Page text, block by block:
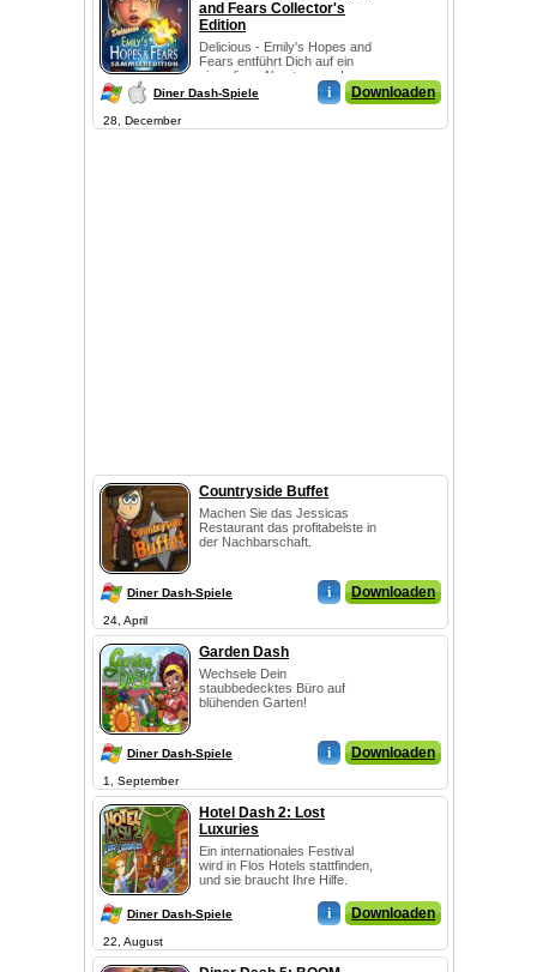
and Fears Collector's
Edition
Delicious - Emily's Hopes and
Fears entführt Dich auf ein
einmaliges Abenteuer ... Im
heißesten ...
Diner Dash-Spiele i Downloaden
28, December
Countryside Buffet
Machen Sie das Jessicas
Restaurant das profitabelste in
der Nachbarschaft.
Diner Dash-Spiele i Downloaden
24, April
Garden Dash
Wechsele Dein
staubbedecktes Büro auf
blühenden Garten!
Diner Dash-Spiele i Downloaden
1, September
Hotel Dash 2: Lost
Luxuries
Ein internationales Festival
wird in Flos Hotels stattfinden,
und sie braucht Ihre Hilfe.
Diner Dash-Spiele i Downloaden
22, August